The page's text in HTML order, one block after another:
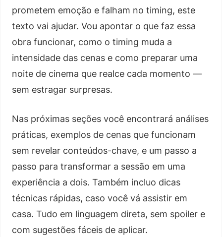
prometem emoção e falham no timing, este
texto vai ajudar. Vou apontar o que faz essa
obra funcionar, como o timing muda a
intensidade das cenas e como preparar uma
noite de cinema que realce cada momento —
sem estragar surpresas.
Nas próximas seções você encontrará análises
práticas, exemplos de cenas que funcionam
sem revelar conteúdos-chave, e um passo a
passo para transformar a sessão em uma
experiência a dois. Também incluo dicas
técnicas rápidas, caso você vá assistir em
casa. Tudo em linguagem direta, sem spoiler e
com sugestões fáceis de aplicar.